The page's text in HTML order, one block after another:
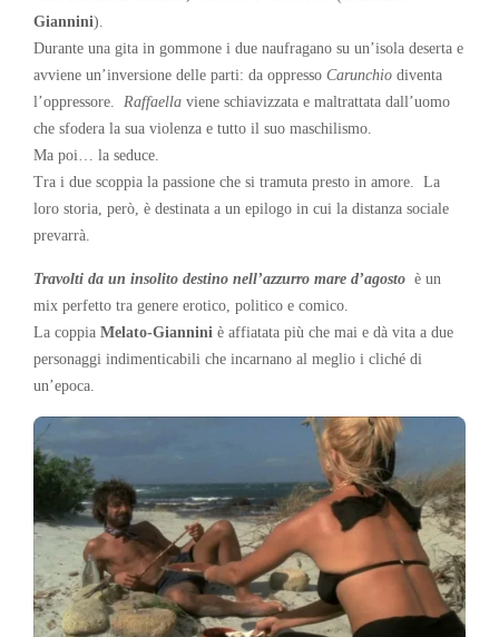
Giannini).
Durante una gita in gommone i due naufragano su un’isola deserta e
avviene un’inversione delle parti: da oppresso Carunchio diventa
l’oppressore. Raffaella viene schiavizzata e maltrattata dall’uomo
che sfodera la sua violenza e tutto il suo maschilismo.
Ma poi… la seduce.
Tra i due scoppia la passione che si tramuta presto in amore. La
loro storia, però, è destinata a un epilogo in cui la distanza sociale
prevarrà.
Travolti da un insolito destino nell’azzurro mare d’agosto è un
mix perfetto tra genere erotico, politico e comico.
La coppia Melato-Giannini è affiatata più che mai e dà vita a due
personaggi indimenticabili che incarnano al meglio i cliché di
un’epoca.